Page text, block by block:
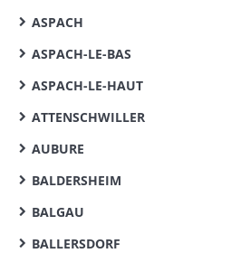
ASPACH
ASPACH-LE-BAS
ASPACH-LE-HAUT
ATTENSCHWILLER
AUBURE
BALDERSHEIM
BALGAU
BALLERSDORF